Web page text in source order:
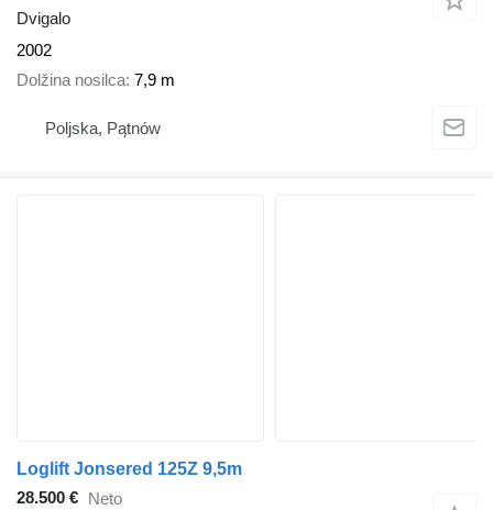
Dvigalo
2002
Dolžina nosilca 7,9 m
Poljska, Pątnów
Loglift Jonsered 125Z 9,5m
28.500 € Neto